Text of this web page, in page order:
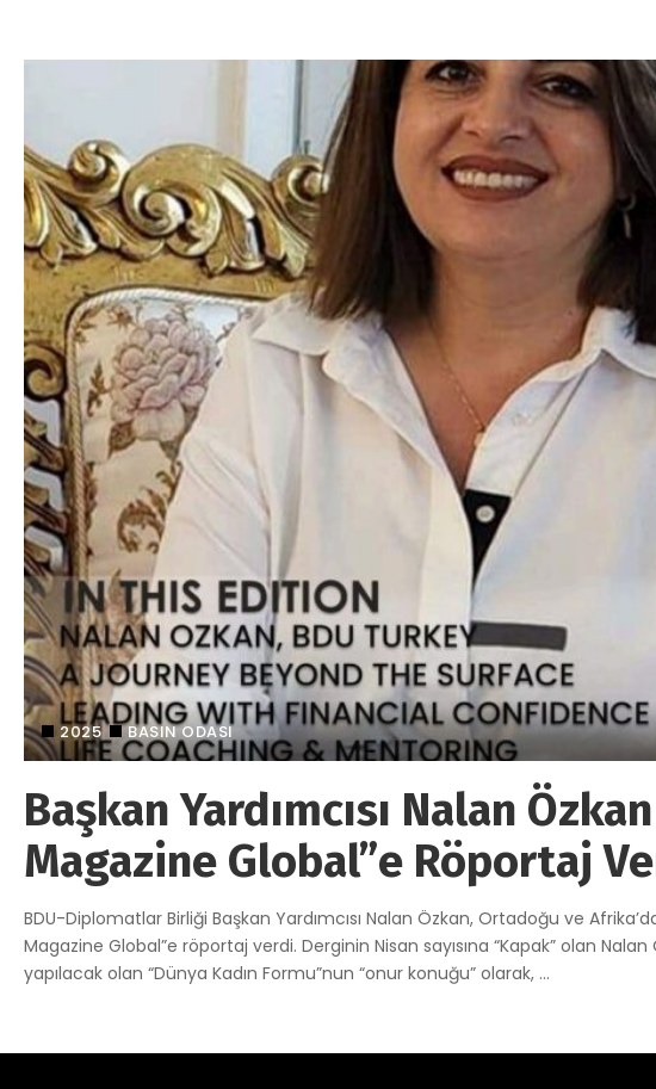
2025 BASIN ODASI
Başkan Yardımcısı Nalan
Magazine Global”e Röportaj
BDU-Diplomatlar Birliği Başkan Yardımcısı Nalan Özkan, Ortadoğu ve
Magazine Global”e röportaj verdi. Derginin Nisan sayısına “Kapak” olan
yapılacak olan “Dünya Kadın Formu”nun “onur konuğu” olarak, ...